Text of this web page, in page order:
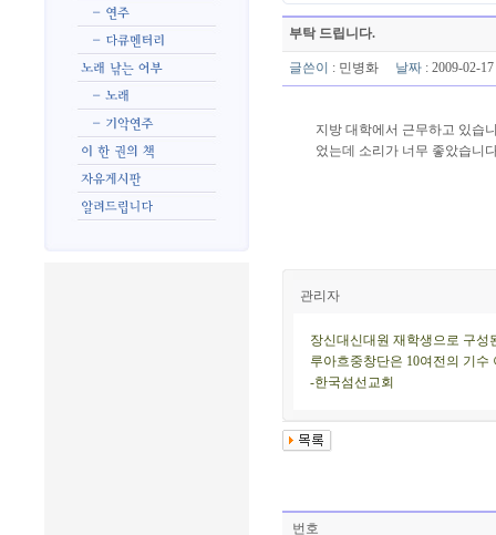
부탁 드립니다.
글쓴이 : 민병화 날짜 : 2009-02-
지방 대학에서 근무하고 있습
었는데 소리가 너무 좋았습니
관리자
장신대신대원 재학생으로 구
루아흐중창단은 10여전의 기
-한국섬선교회
번호